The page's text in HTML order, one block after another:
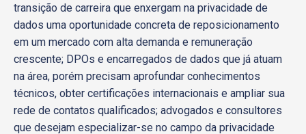
transição de carreira que enxergam na privacidade de
dados uma oportunidade concreta de reposicionamento
em um mercado com alta demanda e remuneração
crescente; DPOs e encarregados de dados que já atuam
na área, porém precisam aprofundar conhecimentos
técnicos, obter certificações internacionais e ampliar sua
rede de contatos qualificados; advogados e consultores
que desejam especializar-se no campo da privacidade